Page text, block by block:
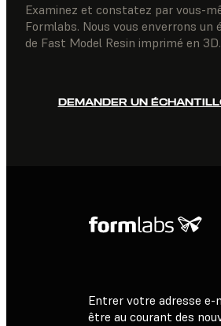
Examinez et constatez par vous-
Formlabs. Nous vous enverrons
de Fast Model Resin imprimé en 3D.
DEMANDER UN
Entrer votre adresse e-
être au courant des